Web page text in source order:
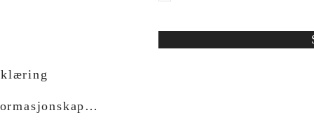
Retningslinjer for informasjonskapsler